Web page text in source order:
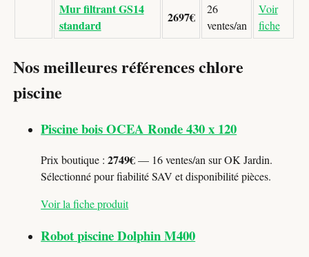
Mur filtrant GS14
standard
2697€
26
ventes/an
Voir
fiche
Nos meilleures références chlore
piscine
Piscine bois OCEA Ronde 430 x 120
Prix boutique :2749€— 16 ventes/an sur OK Jardin.
Sélectionné pour fiabilité SAV et disponibilité pièces.
Voir la fiche produit
Robot piscine Dolphin M400